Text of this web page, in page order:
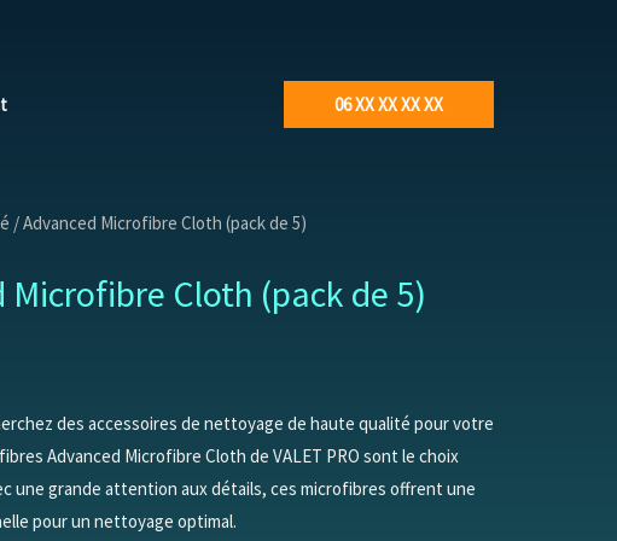
06 XX XX XX XX
/ Advanced Microfibre Cloth (pack de 5)
Microfibre Cloth (pack de 5)
des accessoires de nettoyage de haute qualité pour votre
Advanced Microfibre Cloth de VALET PRO sont le choix
une grande attention aux détails, ces microfibres offrent une
pour un nettoyage optimal.